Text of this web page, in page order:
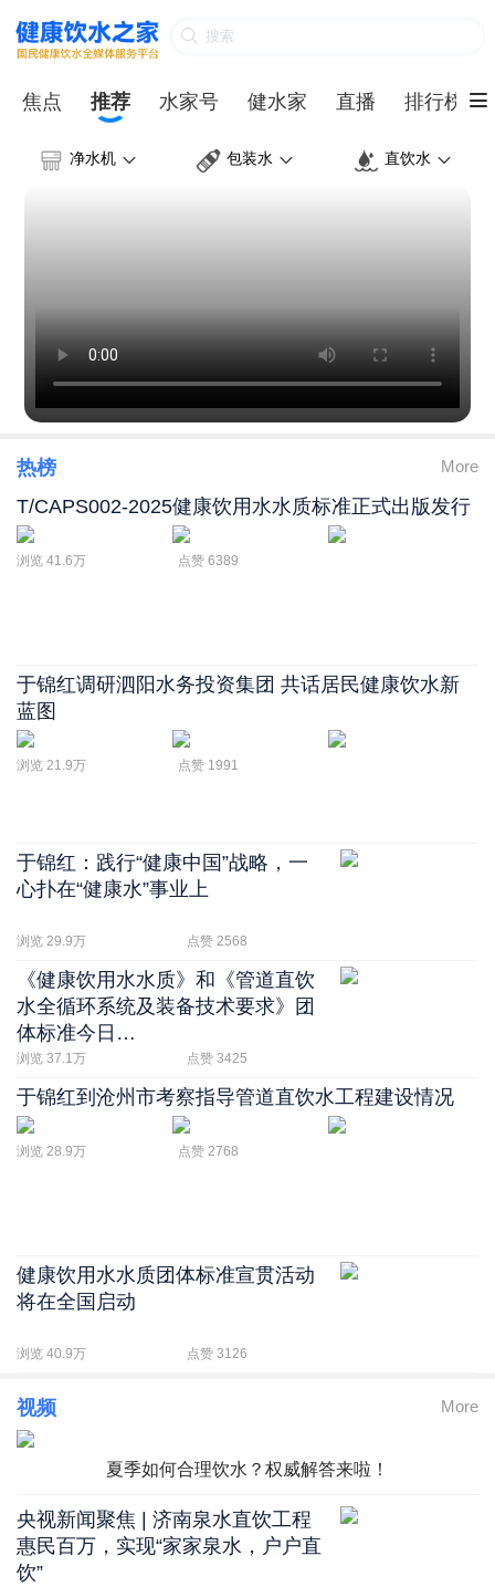

焦点 推荐 水家号 健水家 直播 排行榜 
净水机  包装水  直饮水 
More
热榜
T/CAPS002-2025健康饮用水水质标准正式出版发行
浏览 41.6万 点赞 6389
于锦红调研泗阳水务投资集团 共话居民健康饮水新
蓝图
浏览 21.9万 点赞 1991
于锦红：践行“健康中国”战略，一
心扑在“健康水”事业上
浏览 29.9万 点赞 2568
《健康饮用水水质》和《管道直饮
水全循环系统及装备技术要求》团
体标准今日…
浏览 37.1万 点赞 3425
于锦红到沧州市考察指导管道直饮水工程建设情况
浏览 28.9万 点赞 2768
健康饮用水水质团体标准宣贯活动
将在全国启动
浏览 40.9万 点赞 3126
More
视频
夏季如何合理饮水？权威解答来啦！
央视新闻聚焦 | 济南泉水直饮工程
惠民百万，实现“家家泉水，户户直
饮”